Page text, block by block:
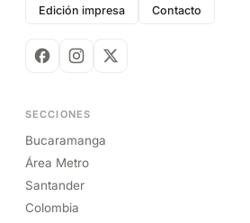
Edición impresa Contacto
SECCIONES
Bucaramanga
Área Metro
Santander
Colombia